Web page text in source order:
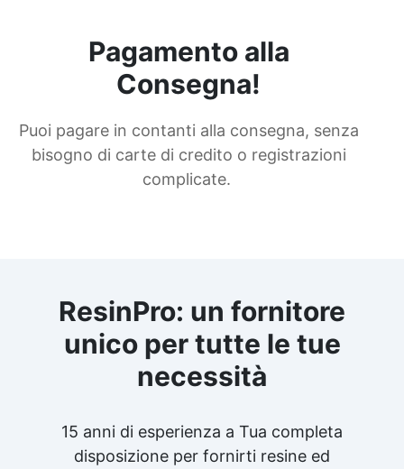
Pagamento alla
Consegna!
Puoi pagare in contanti alla consegna, senza
bisogno di carte di credito o registrazioni
complicate.
ResinPro: un fornitore
unico per tutte le tue
necessità
15 anni di esperienza a Tua completa
disposizione per fornirti resine ed